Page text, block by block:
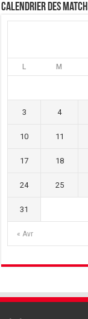
Calendrier des
L M
« Avr
3 4
10 11
17 18
24 25
31